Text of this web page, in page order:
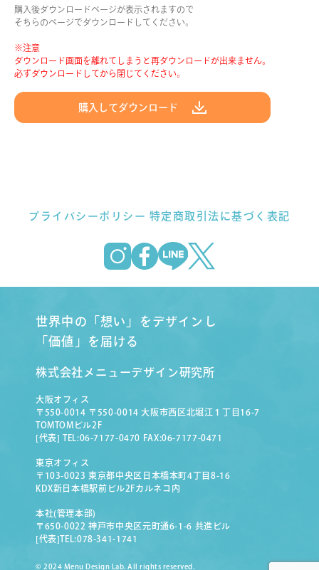
購入後ダウンロードページが表示されますので
そちらのページでダウンロードしてください。
※注意
ダウンロード画面を離れてしまうと再ダウンロードが出来ません。
必ずダウンロードしてから閉じてください。
購入してダウンロード
プライバシーポリシー 特定商取引法に基づく表記
世界中の「想い」をデザインし
「価値」を届ける
株式会社メニューデザイン研究所
大阪オフィス
〒550-0014 〒550-0014 大阪市西区北堀江１丁目16-7
TOMTOMビル2F
[代表] TEL:06-7177-0470 FAX:06-7177-0471
東京オフィス
〒103-0023 東京都中央区日本橋本町4丁目8-16
KDX新日本橋駅前ビル2Fカルネコ内
本社(管理本部)
〒650-0022 神戸市中央区元町通6-1-6 共進ビル
[代表]TEL:078-341-1741
© 2024 Menu Design Lab. All rights reserved.